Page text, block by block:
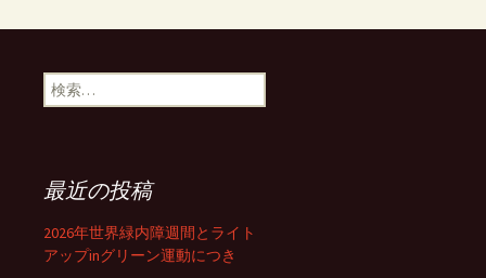
検
索:
最近の投稿
2026年世界緑内障週間とライト
アップinグリーン運動につき